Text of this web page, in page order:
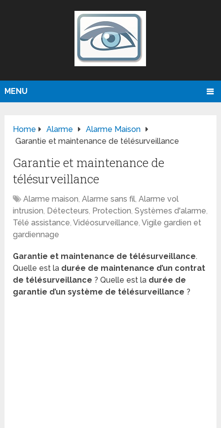
MENU
Home Alarme
Alarme Maison
Garantie et maintenance de télésurveillance
Garantie et maintenance de
télésurveillance
Alarme maison,Alarme sans fil,Alarme vol
intrusion, Détecteurs, Protection,Systèmes d'alarme,
Télé assistance,Vidéosurveillance,Vigile gardien et
gardiennage
Garantie et maintenance de télésurveillance.
Quelle est la durée de maintenance d’un contrat
de télésurveillance ? Quelle est la durée de
garantie d’un système de télésurveillance ?